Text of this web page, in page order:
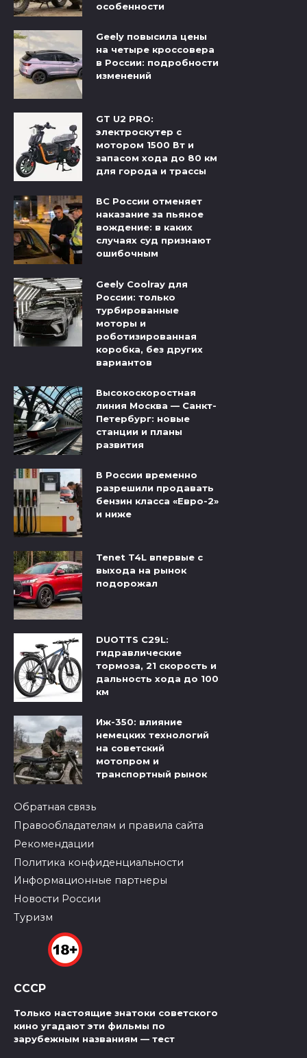
особенности
Geely повысила цены
на четыре кроссовера
в России: подробности
изменений
GT U2 PRO:
электроскутер с
мотором 1500 Вт и
запасом хода до 80 км
для города и трассы
ВС России отменяет
наказание за пьяное
вождение: в каких
случаях суд признают
ошибочным
Geely Coolray для
России: только
турбированные
моторы и
роботизированная
коробка, без других
вариантов
Высокоскоростная
линия Москва — Санкт-
Петербург: новые
станции и планы
развития
В России временно
разрешили продавать
бензин класса «Евро-2»
и ниже
Tenet T4L впервые с
выхода на рынок
подорожал
DUOTTS C29L:
гидравлические
тормоза, 21 скорость и
дальность хода до 100
км
Иж-350: влияние
немецких технологий
на советский
мотопром и
транспортный рынок
Обратная связь
Правообладателям и правила сайта
Рекомендации
Политика конфиденциальности
Информационные партнеры
Новости России
Туризм
СССР
Только настоящие знатоки советского
кино угадают эти фильмы по
зарубежным названиям — тест